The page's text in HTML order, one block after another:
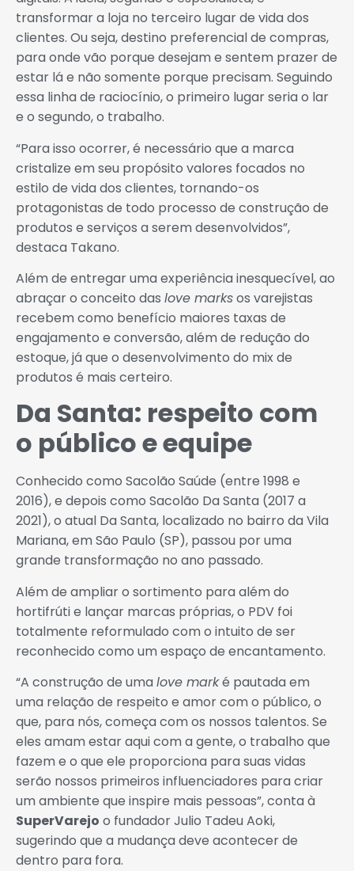
transformar a loja no terceiro lugar de vida dos
clientes. Ou seja, destino preferencial de compras,
para onde vão porque desejam e sentem prazer de
estar lá e não somente porque precisam. Seguindo
essa linha de raciocínio, o primeiro lugar seria o lar
e o segundo, o trabalho.
“Para isso ocorrer, é necessário que a marca
cristalize em seu propósito valores focados no
estilo de vida dos clientes, tornando-os
protagonistas de todo processo de construção de
produtos e serviços a serem desenvolvidos”,
destaca Takano.
Além de entregar uma experiência inesquecível, ao
abraçar o conceito das love marksos varejistas
recebem como benefício maiores taxas de
engajamento e conversão, além de redução do
estoque, já que o desenvolvimento do mix de
produtos é mais certeiro.
Da Santa: respeito com
o público e equipe
Conhecido como Sacolão Saúde (entre 1998 e
2016), e depois como Sacolão Da Santa (2017 a
2021), o atual Da Santa, localizado no bairro da Vila
Mariana, em São Paulo (SP), passou por uma
grande transformação no ano passado.
Além de ampliar o sortimento para além do
hortifrúti e lançar marcas próprias, o PDV foi
totalmente reformulado com o intuito de ser
reconhecido como um espaço de encantamento.
“A construção de uma love marké pautada em
uma relação de respeito e amor com o público, o
que, para nós, começa com os nossos talentos. Se
eles amam estar aqui com a gente, o trabalho que
fazem e o que ele proporciona para suas vidas
serão nossos primeiros influenciadores para criar
um ambiente que inspire mais pessoas”, conta à
SuperVarejo o fundador Julio Tadeu Aoki,
sugerindo que a mudança deve acontecer de
dentro para fora.